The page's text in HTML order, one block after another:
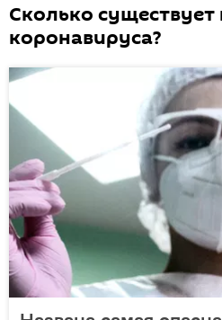
Сколько
коронавируса?